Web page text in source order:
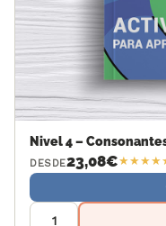
Nivel 4 –
DESDE23,08€★★★★